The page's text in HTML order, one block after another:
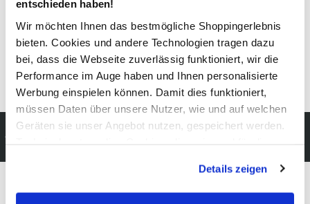
entschieden haben!
Wir möchten Ihnen das bestmögliche Shoppingerlebnis
bieten. Cookies und andere Technologien tragen dazu
bei, dass die Webseite zuverlässig funktioniert, wir die
Performance im Auge haben und Ihnen personalisierte
Werbung einspielen können. Damit dies funktioniert,
müssen Daten über unsere Nutzer, wie und auf welchen
Geräten sie unser Angebot nutzen, gespeichert werden.
werden, werden bei der Nutzung der Webseite auf jeden
Fall gesetzt. Cookies von Drittanbietern für Analyse- oder
Details zeigen
Details zur Produktsicherheit anzeigen
Kostenfreie Rücksendung